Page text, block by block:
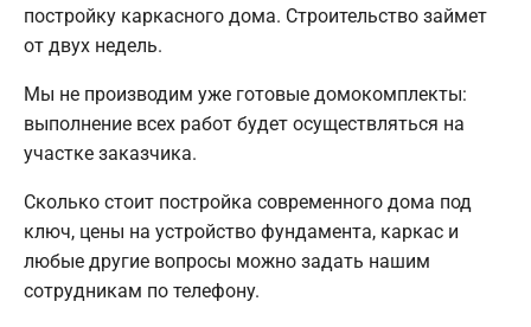
постройку каркасного дома. Строительство займет
от двух недель.
Мы не производим уже готовые домокомплекты:
выполнение всех работ будет осуществляться на
участке заказчика.
Сколько стоит постройка современного дома под
ключ, цены на устройство фундамента, каркас и
любые другие вопросы можно задать нашим
сотрудникам по телефону.